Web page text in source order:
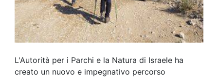
L'Autorità per i Parchi e la Natura di Israele ha
creato un nuovo e impegnativo percorso